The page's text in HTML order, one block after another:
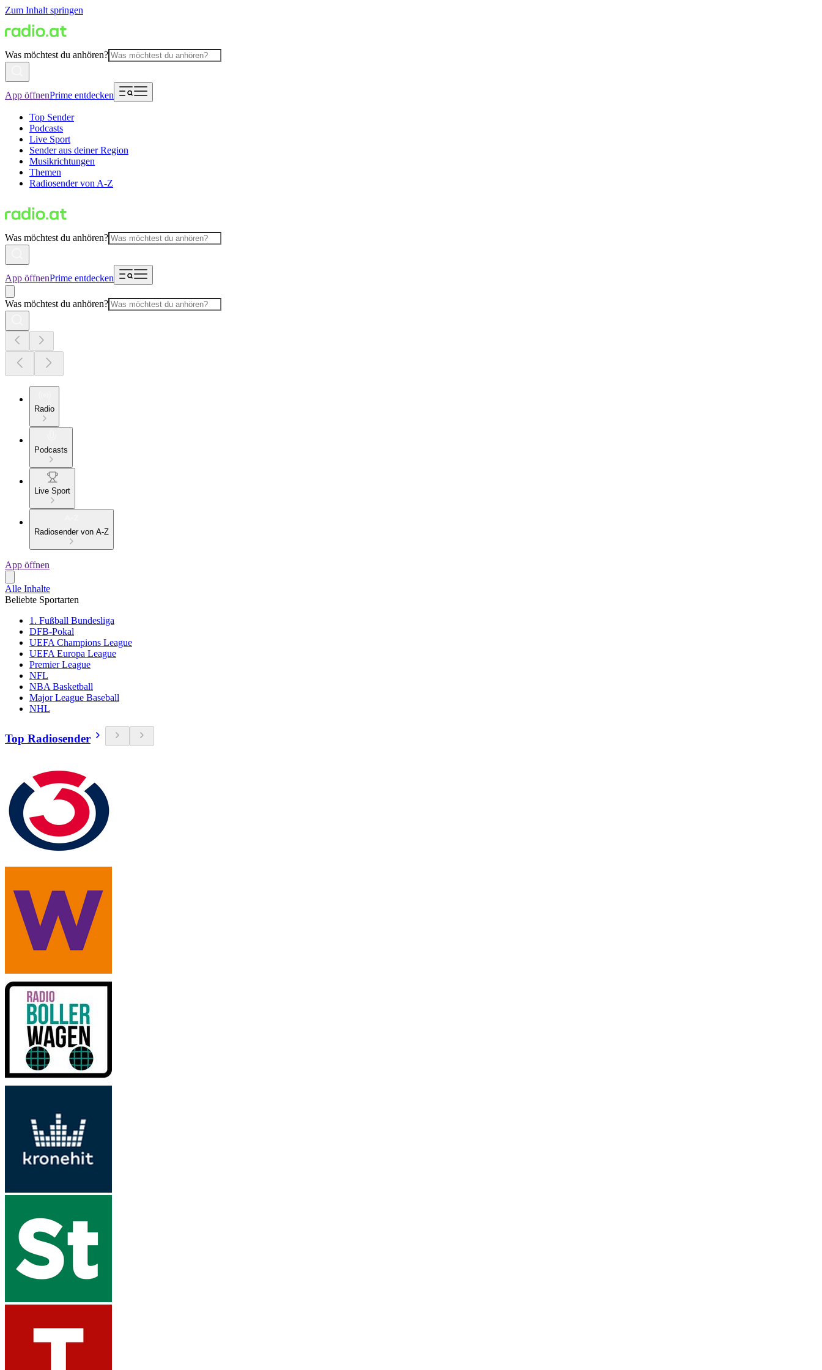
Zum Inhalt springen
Was möchtest du anhören?
App öffnenPrime entdecken
Top Sender
Podcasts
Live Sport
Sender aus deiner Region
Musikrichtungen
Themen
Radiosender von A-Z
Was möchtest du anhören?
App öffnenPrime entdecken
Was möchtest du anhören?
Radio
Podcasts
Live Sport
Radiosender von A-Z
App öffnen
Alle Inhalte
Beliebte Sportarten
1. Fußball Bundesliga
DFB-Pokal
UEFA Champions League
UEFA Europa League
Premier League
NFL
NBA Basketball
Major League Baseball
NHL
Top Radiosender